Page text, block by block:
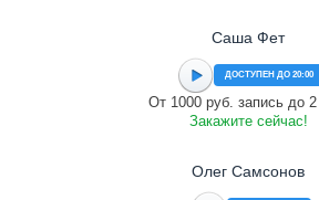
Саша Фет
ДОСТУПЕН ДО 20:00
От 1000 руб. запись до 2
Закажите сейчас!
Олег Самсонов